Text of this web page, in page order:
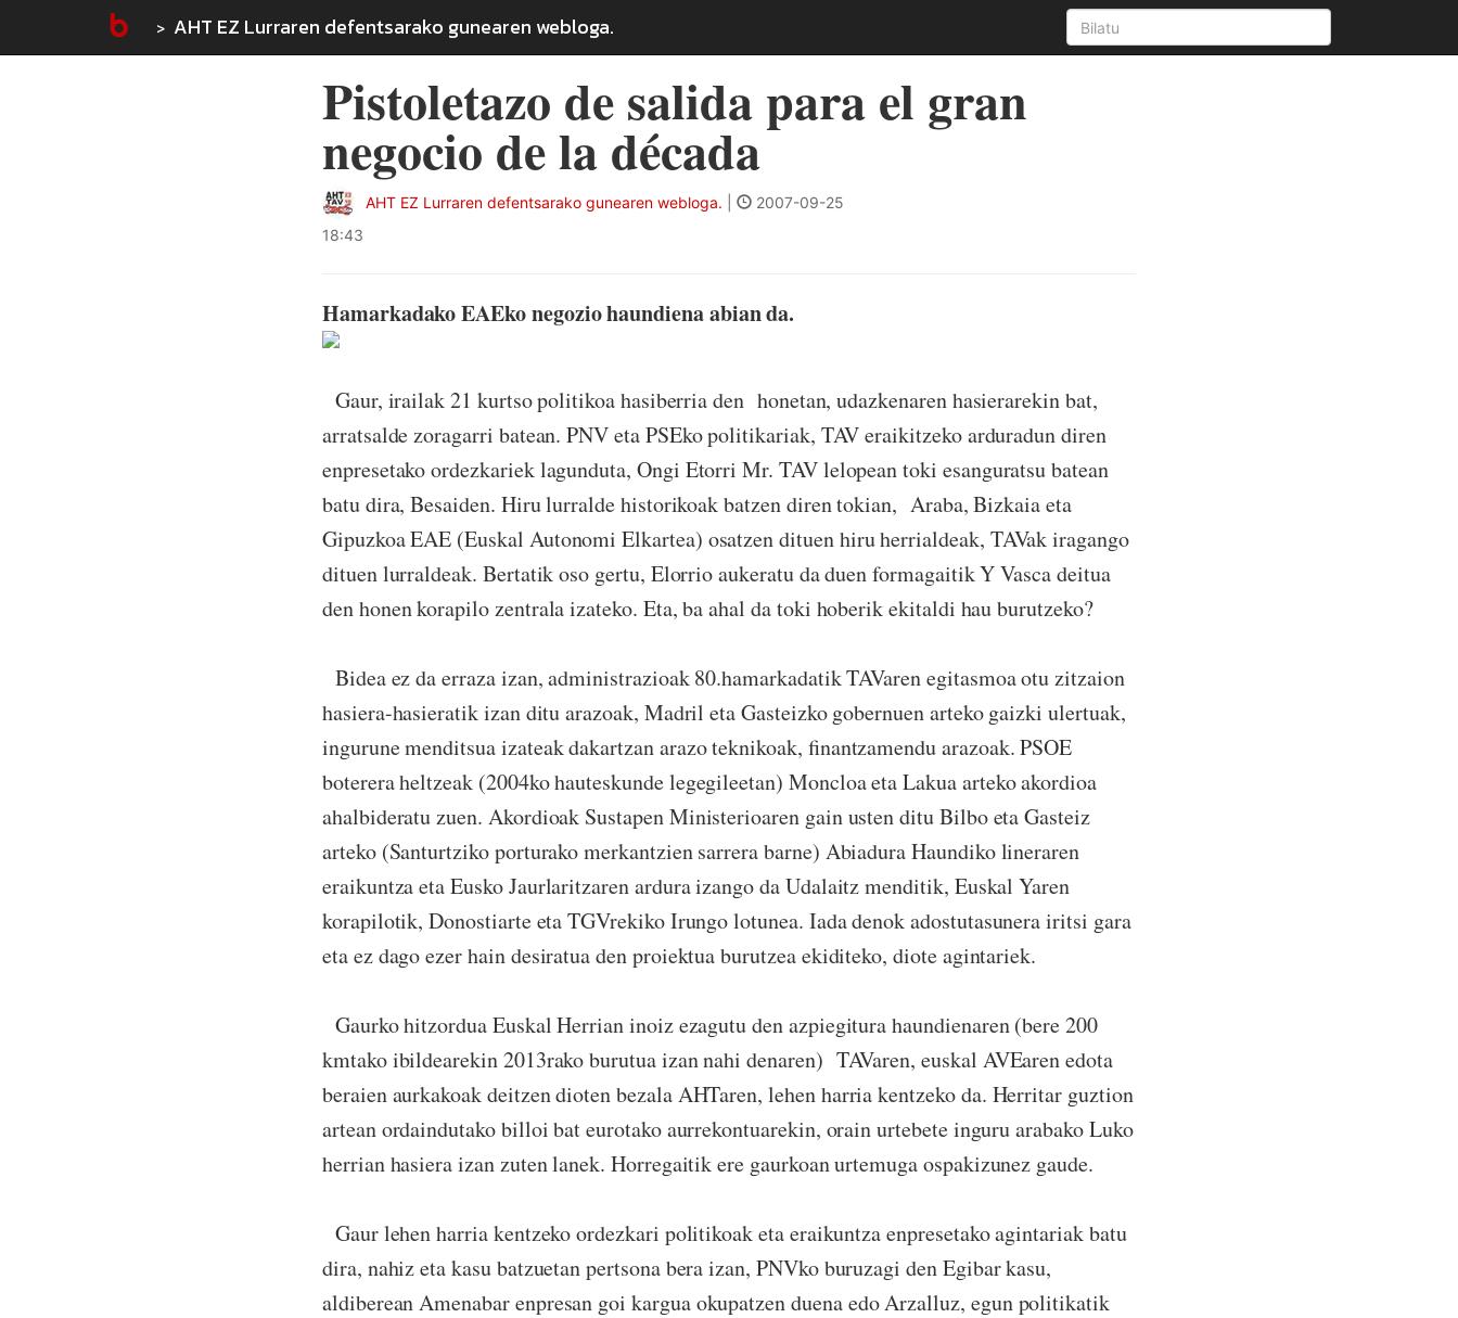
AHT EZ Lurraren defentsarako gunearen webloga.
Pistoletazo de salida para el gran
negocio de la década
AHT EZ Lurraren defentsarako gunearen webloga.
2007-09-25
18:43
Hamarkadako EAEko negozio haundiena abian da.
Gaur, irailak 21 kurtso politikoa hasiberria den honetan, udazkenaren hasierarekin bat,
arratsalde zoragarri batean. PNV eta PSEko politikariak, TAV eraikitzeko arduradun diren
enpresetako ordezkariek lagunduta, Ongi Etorri Mr. TAV lelopean toki esanguratsu batean
batu dira, Besaiden. Hiru lurralde historikoak batzen diren tokian, Araba, Bizkaia eta
Gipuzkoa EAE (Euskal Autonomi Elkartea) osatzen dituen hiru herrialdeak, TAVak iragango
dituen lurraldeak. Bertatik oso gertu, Elorrio aukeratu da duen formagaitik Y Vasca deitua
den honen korapilo zentrala izateko. Eta, ba ahal da toki hoberik ekitaldi hau burutzeko?
Bidea ez da erraza izan, administrazioak 80.hamarkadatik TAVaren egitasmoa otu zitzaion
hasiera-hasieratik izan ditu arazoak, Madril eta Gasteizko gobernuen arteko gaizki ulertuak,
ingurune menditsua izateak dakartzan arazo teknikoak, finantzamendu arazoak. PSOE
boterera heltzeak (2004ko hauteskunde legegileetan) Moncloa eta Lakua arteko akordioa
ahalbideratu zuen. Akordioak Sustapen Ministerioaren gain usten ditu Bilbo eta Gasteiz
arteko (Santurtziko porturako merkantzien sarrera barne) Abiadura Haundiko lineraren
eraikuntza eta Eusko Jaurlaritzaren ardura izango da Udalaitz menditik, Euskal Yaren
korapilotik, Donostiarte eta TGVrekiko Irungo lotunea. Iada denok adostutasunera iritsi gara
eta ez dago ezer hain desiratua den proiektua burutzea ekiditeko, diote agintariek.
Gaurko hitzordua Euskal Herrian inoiz ezagutu den azpiegitura haundienaren (bere 200
kmtako ibildearekin 2013rako burutua izan nahi denaren) TAVaren, euskal AVEaren edota
beraien aurkakoak deitzen dioten bezala AHTaren, lehen harria kentzeko da. Herritar guztion
artean ordaindutako billoi bat eurotako aurrekontuarekin, orain urtebete inguru arabako Luko
herrian hasiera izan zuten lanek. Horregaitik ere gaurkoan urtemuga ospakizunez gaude.
Gaur lehen harria kentzeko ordezkari politikoak eta eraikuntza enpresetako agintariak batu
dira, nahiz eta kasu batzuetan pertsona bera izan, PNVko buruzagi den Egibar kasu,
aldiberean Amenabar enpresan goi kargua okupatzen duena edo Arzalluz, egun politikatik